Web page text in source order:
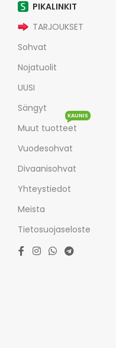
PIKALINKIT
TARJOUKSET
Sohvat
Nojatuolit
UUSI
Sängyt
Muut tuotteet
KAUNIS
Vuodesohvat
Divaanisohvat
Yhteystiedot
Meista
Tietosuojaseloste